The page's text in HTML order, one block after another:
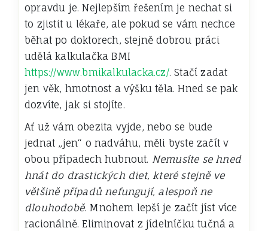
opravdu je. Nejlepším řešením je nechat si
to zjistit u lékaře, ale pokud se vám nechce
běhat po doktorech, stejně dobrou práci
udělá kalkulačka BMI
https://www.bmikalkulacka.cz/. Stačí zadat
jen věk, hmotnost a výšku těla. Hned se pak
dozvíte, jak si stojíte.
Ať už vám obezita vyjde, nebo se bude
jednat „jen“ o nadváhu, měli byste začít v
obou případech hubnout. Nemusíte se hned
hnát do drastických diet, které stejně ve
většině případů nefungují, alespoň ne
dlouhodobě. Mnohem lepší je začít jíst více
racionálně. Eliminovat z jídelníčku tučná a